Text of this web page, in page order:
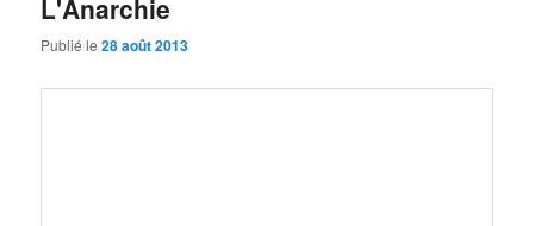
L'Anarchie
Publié le28 août 2013